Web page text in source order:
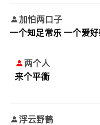
加怕两口子
一个知足常乐 一个爱
两个人
来个平衡
浮云野鹤